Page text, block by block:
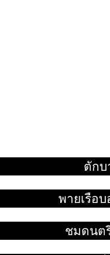
ตักบ
พายเรือ
ชมดนต